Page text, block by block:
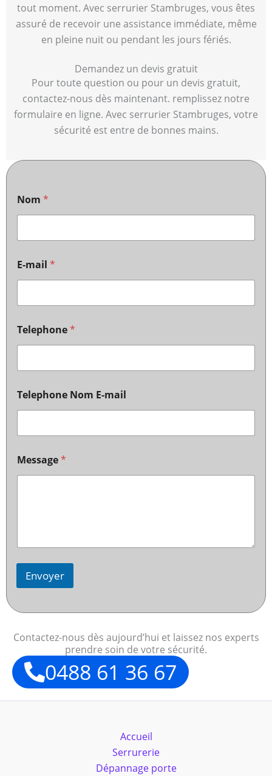
tout moment. Avec serrurier Stambruges, vous êtes
assuré de recevoir une assistance immédiate, même
en pleine nuit ou pendant les jours fériés.
Demandez un devis gratuit
Pour toute question ou pour un devis gratuit,
contactez-nous dès maintenant. remplissez notre
formulaire en ligne. Avec serrurier Stambruges, votre
sécurité est entre de bonnes mains.
Nom *
E-mail *
Telephone*
Telephone Nom E-mail
Message*
Envoyer
Contactez-nous dès aujourd’hui et laissez nos experts
prendre soin de votre sécurité.
0488 61 36 67
Accueil
Serrurerie
Dépannage porte